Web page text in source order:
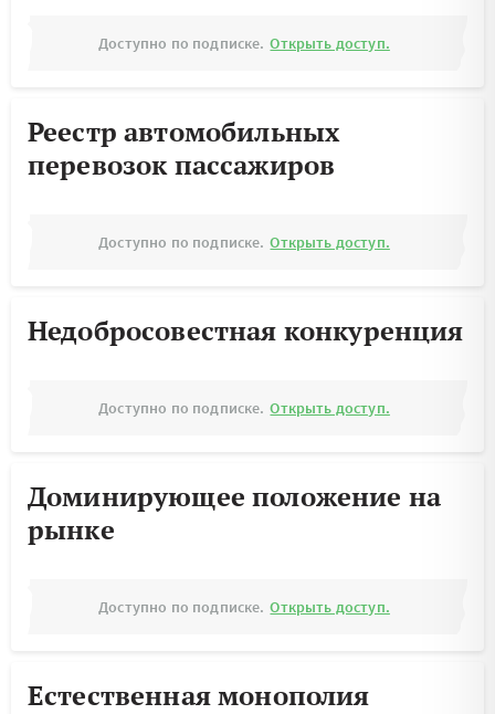
Доступно по подписке. Открыть доступ.
Реестр автомобильных
перевозок пассажиров
Доступно по подписке. Открыть доступ.
Недобросовестная конкуренция
Доступно по подписке. Открыть доступ.
Доминирующее положение на
рынке
Доступно по подписке. Открыть доступ.
Естественная монополия